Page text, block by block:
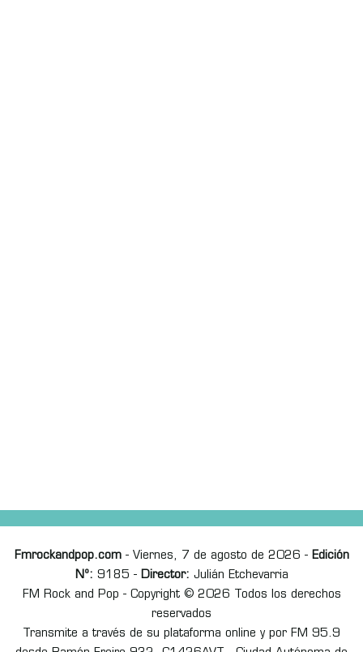
Fmrockandpop.com- Viernes, 7 de agosto de 2026 - Edición
Nº: 9185 - Director: Julián Etchevarria
FM Rock and Pop - Copyright © 2026 Todos los derechos
reservados
Transmite a través de su plataforma online y por FM 95.9